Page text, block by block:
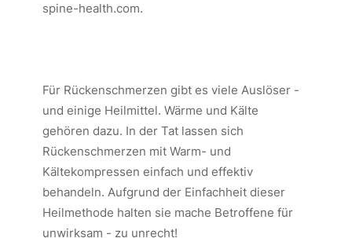
spine-health.com.
Für Rückenschmerzen gibt es viele Auslöser -
und einige Heilmittel. Wärme und Kälte
gehören dazu. In der Tat lassen sich
Rückenschmerzen mit Warm- und
Kältekompressen einfach und effektiv
behandeln. Aufgrund der Einfachheit dieser
Heilmethode halten sie mache Betroffene für
unwirksam - zu unrecht!